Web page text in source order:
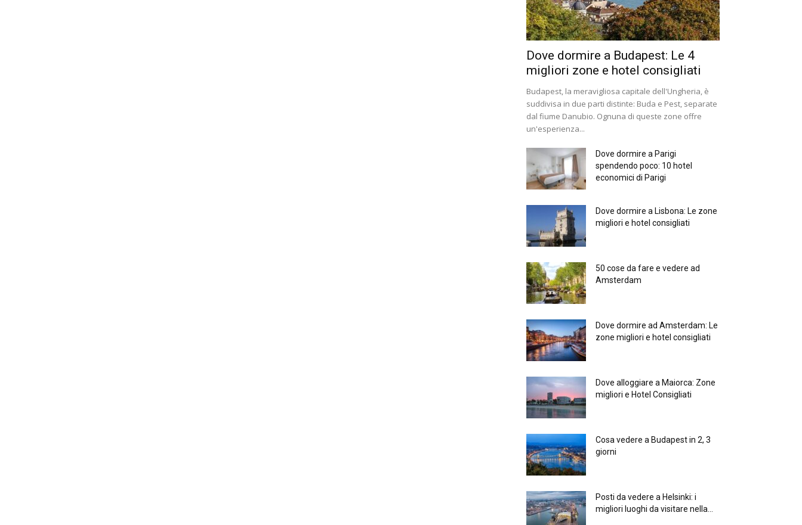
Dove dormire a Budapest: Le 4
migliori zone e hotel consigliati
Budapest, la meravigliosa capitale dell'Ungheria, è
suddivisa in due parti distinte: Buda e Pest, separate
dal fiume Danubio. Ognuna di queste zone offre
un'esperienza...
Dove dormire a Parigi
spendendo poco: 10 hotel
economici di Parigi
Dove dormire a Lisbona: Le zone
migliori e hotel consigliati
50 cose da fare e vedere ad
Amsterdam
Dove dormire ad Amsterdam: Le
zone migliori e hotel consigliati
Dove alloggiare a Maiorca: Zone
migliori e Hotel Consigliati
Cosa vedere a Budapest in 2, 3
giorni
Posti da vedere a Helsinki: i
migliori luoghi da visitare nella...